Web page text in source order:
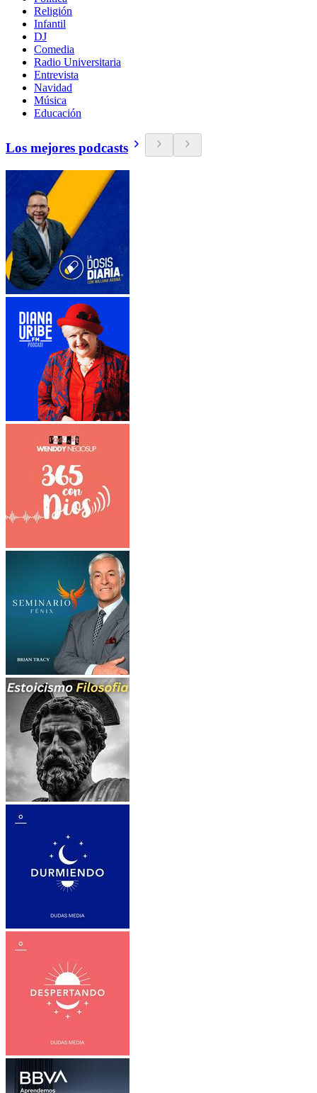
Religión
Infantil
DJ
Comedia
Radio Universitaria
Entrevista
Navidad
Música
Educación
Los mejores podcasts